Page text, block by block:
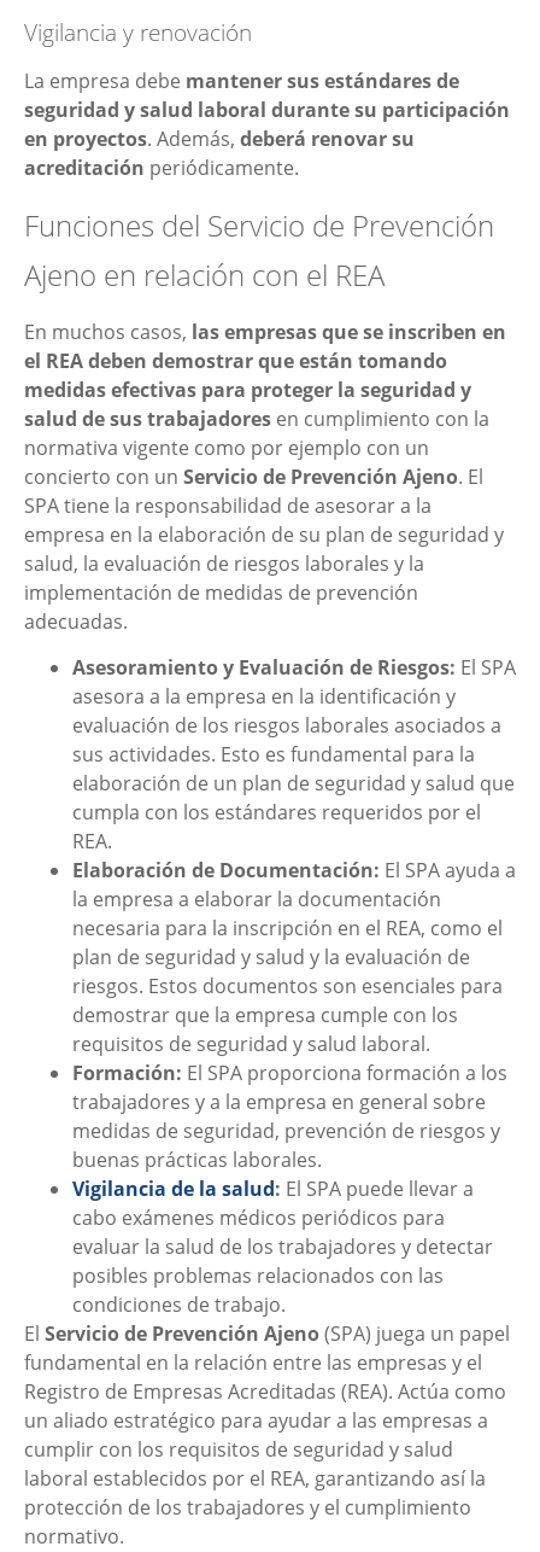
Vigilancia y renovación
La empresa debe mantener sus estándares de
seguridad y salud laboral durante su participación
en proyectos. Además, deberá renovar su
acreditación periódicamente.
Funciones del Servicio de Prevención
Ajeno en relación con el REA
En muchos casos, las empresas que se inscriben en
el REA deben demostrar que están tomando
medidas efectivas para proteger la seguridad y
salud de sus trabajadores en cumplimiento con la
normativa vigente como por ejemplo con un
concierto con un Servicio de Prevención Ajeno. El
SPA tiene la responsabilidad de asesorar a la
empresa en la elaboración de su plan de seguridad y
salud, la evaluación de riesgos laborales y la
implementación de medidas de prevención
adecuadas.
Asesoramiento y Evaluación de Riesgos: El SPA
asesora a la empresa en la identificación y
evaluación de los riesgos laborales asociados a
sus actividades. Esto es fundamental para la
elaboración de un plan de seguridad y salud que
cumpla con los estándares requeridos por el
REA.
Elaboración de Documentación: El SPA ayuda a
la empresa a elaborar la documentación
necesaria para la inscripción en el REA, como el
plan de seguridad y salud y la evaluación de
riesgos. Estos documentos son esenciales para
demostrar que la empresa cumple con los
requisitos de seguridad y salud laboral.
Formación: El SPA proporciona formación a los
trabajadores y a la empresa en general sobre
medidas de seguridad, prevención de riesgos y
buenas prácticas laborales.
Vigilancia de la salud: El SPA puede llevar a
cabo exámenes médicos periódicos para
evaluar la salud de los trabajadores y detectar
posibles problemas relacionados con las
condiciones de trabajo.
El Servicio de Prevención Ajeno(SPA) juega un papel
fundamental en la relación entre las empresas y el
Registro de Empresas Acreditadas (REA). Actúa como
un aliado estratégico para ayudar a las empresas a
cumplir con los requisitos de seguridad y salud
laboral establecidos por el REA, garantizando así la
protección de los trabajadores y el cumplimiento
normativo.